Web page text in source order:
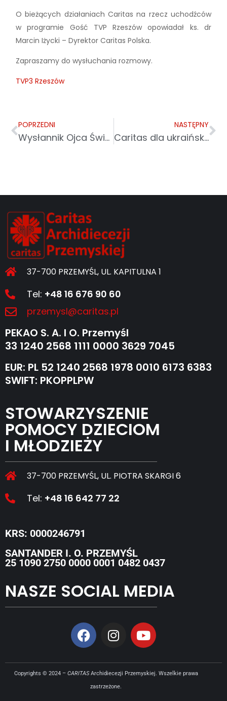
O bieżących działaniach Caritas na rzecz uchodźców
w programie Gość TVP Rzeszów opowiadał ks. dr
Marcin Iżycki – Dyrektor Caritas Polska.
Zapraszamy do wysłuchania rozmowy.
TVP3 Rzeszów
POPRZEDNI
Wysłannik Ojca Świętego na Ukrainie
NASTĘPNY
Caritas dla ukraińskich kobiet w Przemyślu
37-700 PRZEMYŚL, UL. KAPITULNA 1
Tel: +48 16 676 90 60
przemysl@caritas.pl
PEKAO S. A. I O. Przemyśl
33 1240 2568 1111 0000 3629 7045
EUR: PL 52 1240 2568 1978 0010 6173 6383
SWIFT: PKOPPLPW
STOWARZYSZENIE
POMOCY DZIECIOM
I MŁODZIEŻY
37-700 PRZEMYŚL, UL. PIOTRA SKARGI 6
Tel: +48 16 642 77 22
KRS: 0000246791
SANTANDER I. O. PRZEMYŚL
25 1090 2750 0000 0001 0482 0437
NASZE SOCIAL MEDIA
Copyrights © 2024 – CARITASArchidiecezji Przemyskiej. Wszelkie prawa
zastrzeżone.